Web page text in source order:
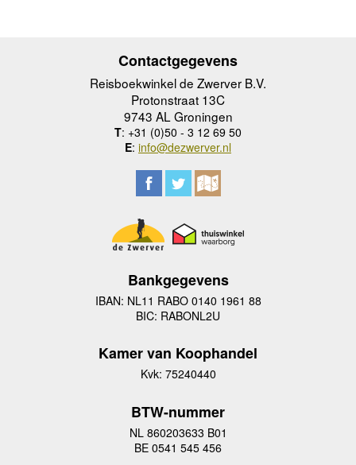
Contactgegevens
Reisboekwinkel de Zwerver B.V.
Protonstraat 13C
9743 AL Groningen
T: +31 (0)50 - 3 12 69 50
E: info@dezwerver.nl
Bankgegevens
IBAN: NL11 RABO 0140 1961 88
BIC: RABONL2U
Kamer van Koophandel
Kvk: 75240440
BTW-nummer
NL 860203633 B01
BE 0541 545 456